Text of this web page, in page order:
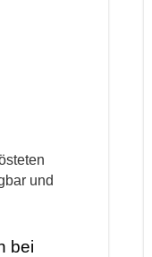
und
bei